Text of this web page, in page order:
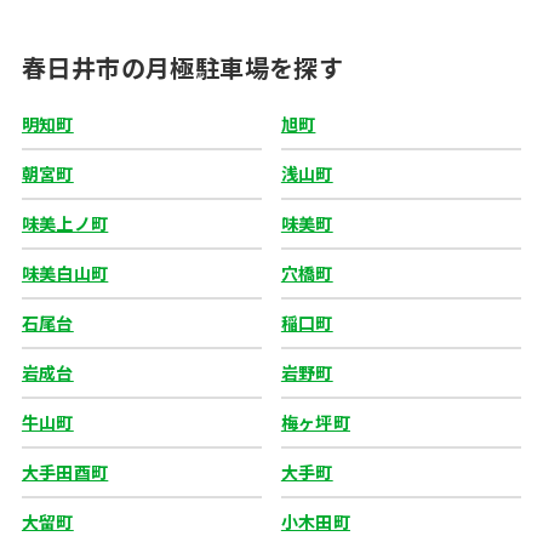
春日井市の月極駐車場を探す
明知町 旭町
朝宮町 浅山町
味美上ノ町 味美町
味美白山町 穴橋町
石尾台 稲口町
岩成台 岩野町
牛山町 梅ヶ坪町
大手田酉町 大手町
大留町 小木田町